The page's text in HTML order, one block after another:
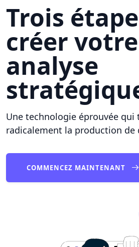
Trois
créer votre
analyse
Une technologie éprouvée qui
radicalement la production de
COMMENCEZ MAINTENANT